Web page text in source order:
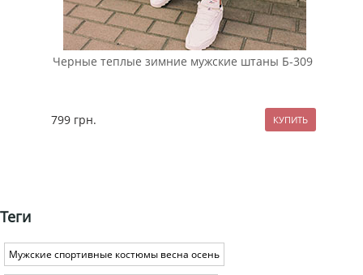
Черные теплые зимние мужские штаны Б-309
799 грн.
Теги
Мужские спортивные костюмы весна осень